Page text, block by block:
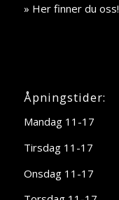
» Her finner du oss!
Åpningstider:
Mandag 11-17
Tirsdag 11-17
Onsdag 11-17